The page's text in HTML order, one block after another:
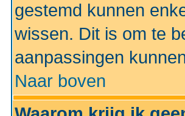
gestemd kunnen
wissen. Dit is om te
aanpassingen
Naar boven